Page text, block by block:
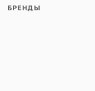
БРЕНДЫ